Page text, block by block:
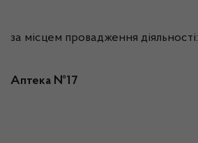
за місцем провадження діяльності:
Аптека №17